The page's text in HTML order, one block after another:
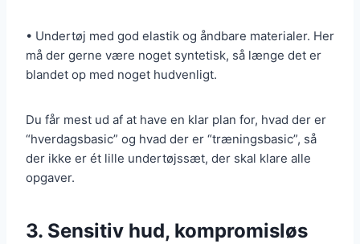
• Undertøj med god elastik og åndbare materialer. Her
må der gerne være noget syntetisk, så længe det er
blandet op med noget hudvenligt.
Du får mest ud af at have en klar plan for, hvad der er
“hverdagsbasic” og hvad der er “træningsbasic”, så
der ikke er ét lille undertøjssæt, der skal klare alle
opgaver.
3. Sensitiv hud, kompromisløs